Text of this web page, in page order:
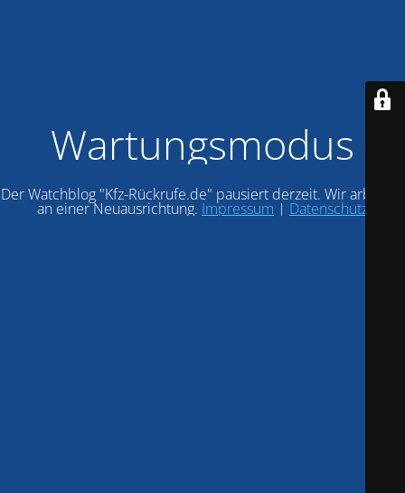
Wartungsmodus
Der Watchblog "Kfz-Rückrufe.de" pausiert derzeit. Wir arbeiten
an einer Neuausrichtung. Impressum | Datenschutz